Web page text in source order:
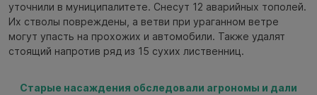
уточнили в муниципалитете. Снесут 12 аварийных тополей.
Их стволы повреждены, а ветви при ураганном ветре
могут упасть на прохожих и автомобили. Также удалят
стоящий напротив ряд из 15 сухих лиственниц.
Старые насаждения обследовали агрономы и дали